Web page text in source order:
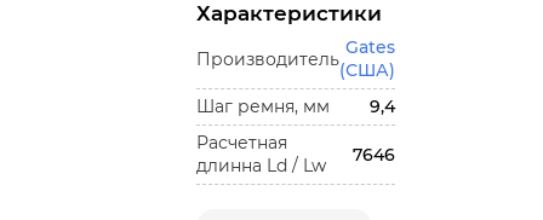
Характеристики
Производитель
Gates
(США)
Шаг ремня, мм
9,4
Расчетная
длинна Ld / Lw
7646